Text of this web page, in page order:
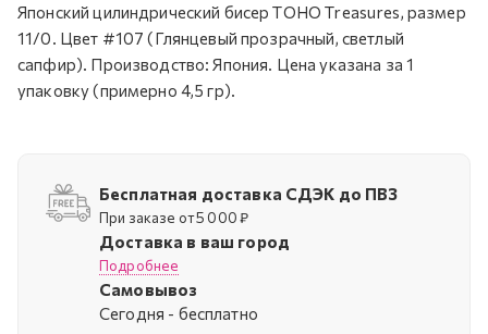
Японский цилиндрический бисер TOHO Treasures, размер
11/0. Цвет #107 (Глянцевый прозрачный, светлый
сапфир). Производство: Япония. Цена указана за 1
упаковку (примерно 4,5 гр).
Бесплатная доставка СДЭК до ПВЗ
При заказе от 5 000 ₽
Доставка в ваш город
Подробнее
Самовывоз
Cегодня - бесплатно